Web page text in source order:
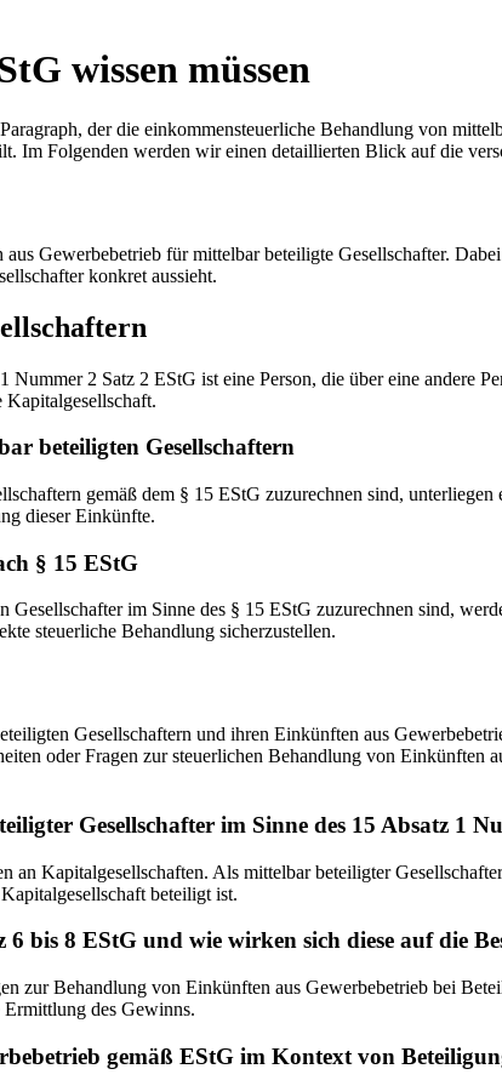
wissen müssen
der die einkommensteuerliche Behandlung von
Im Folgenden werden wir einen detaillierten Blick auf die
Gewerbebetrieb für mittelbar beteiligte Gesellschafter.
konkret aussieht.
2 Satz 2 EStG ist eine Person, die über eine andere
Kapitalgesellschaft.
beteiligten Gesellschaftern
gemäß dem § 15 EStG zuzurechnen sind,
dieser Einkünfte.
§ 15 EStG
im Sinne des § 15 EStG zuzurechnen sind,
steuerliche Behandlung sicherzustellen.
Gesellschaftern und ihren Einkünften aus
oder Fragen zur steuerlichen Behandlung von Einkünften
Gesellschafter im Sinne des 15 Absatz 1
an Kapitalgesellschaften. Als mittelbar beteiligter
beteiligt ist.
bis 8 EStG und wie wirken sich diese auf die
zur Behandlung von Einkünften aus Gewerbebetrieb bei
des Gewinns.
gemäß EStG im Kontext von